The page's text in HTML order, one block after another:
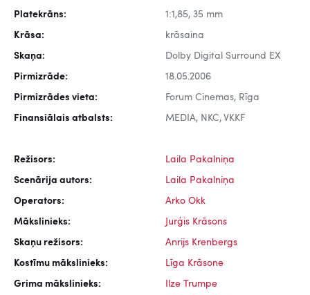
Platekrāns: 1:1,85, 35 mm
Krāsa: krāsaina
Skaņa: Dolby Digital Surround EX
Pirmizrāde: 18.05.2006
Pirmizrādes vieta: Forum Cinemas, Rīga
Finansiālais atbalsts: MEDIA, NKC, VKKF
Režisors: Laila Pakalniņa
Scenārija autors: Laila Pakalniņa
Operators: Arko Okk
Mākslinieks: Jurģis Krāsons
Skaņu režisors: Anrijs Krenbergs
Kostīmu mākslinieks: Līga Krāsone
Grima mākslinieks: Ilze Trumpe